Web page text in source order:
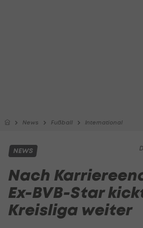
News Fußball International
NEWS
Nach
Ex-BVB-Star
Kreisliga weiter